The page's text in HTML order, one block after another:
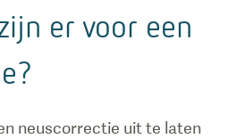
er voor een
neuscorrectie uit te laten